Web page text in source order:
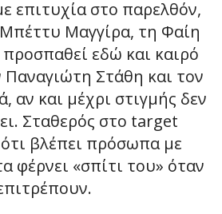
επιτυχία στο παρελθόν,
Μαγγίρα, τη Φαίη
εδώ και καιρό
Παναγιώτη Στάθη και τον
αν και μέχρι στιγμής δεν
Σταθερός στο target
βλέπει πρόσωπα με
φέρνει «σπίτι του» όταν